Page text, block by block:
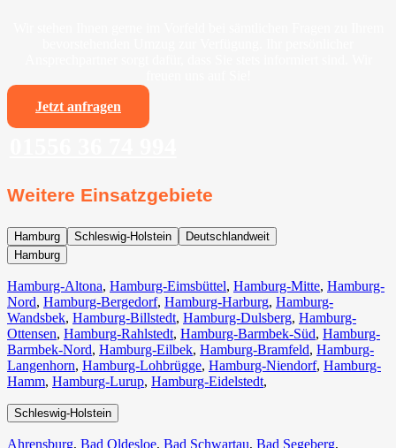
Jetzt anfragen
Weitere Einsatzgebiete
Hamburg Schleswig-Holstein
Deutschlandweit
Hamburg
Hamburg-Altona, Hamburg-Eimsbüttel, Hamburg-Mitte, Hamburg-
Nord, Hamburg-Bergedorf, Hamburg-Harburg, Hamburg-
Wandsbek, Hamburg-Billstedt, Hamburg-Dulsberg, Hamburg-
Ottensen, Hamburg-Rahlstedt, Hamburg-Barmbek-Süd, Hamburg-
Barmbek-Nord, Hamburg-Eilbek, Hamburg-Bramfeld, Hamburg-
Langenhorn, Hamburg-Lohbrügge, Hamburg-Niendorf, Hamburg-
Hamm, Hamburg-Lurup, Hamburg-Eidelstedt,
Schleswig-Holstein
Ahrensburg, Bad Oldesloe, Bad Schwartau, Bad Segeberg,